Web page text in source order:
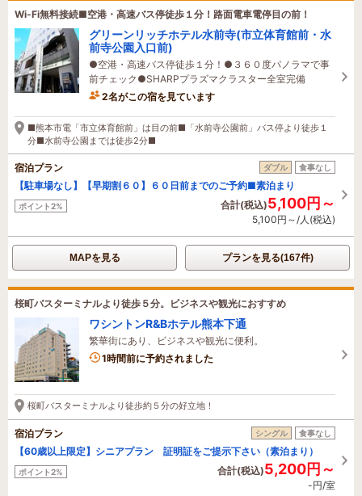
Wi-Fi無料接続■空港・高速バス停徒歩１分！路面電車電停目の前！
グリーンリッチホテル水前寺(市立体育館前・水
前寺公園入口前)
●空港・高速バス停徒歩１分！●３６０度パノラマで事
前チェック●SHARPプラズマクラスター全室完備
2名がこの宿を見ています
6時間前に予約されました
■熊本市電「市立体育館前」は目の前■「水前寺公園前」バス停より徒歩１
分■水前寺公園までは徒歩2分■
宿泊プラン ダブル 食事なし
【駐車場なし】【早期割６０】６０日前までのご予約■素泊まり
ポイント2% 合計(税込)5,100円～
5,100円～/人(税込)
MAPを見る プランを見る(167件)
桜町バスターミナルより徒歩５分。ビジネスや観光におすすめ
ワシントンR&Bホテル熊本下通
繁華街にあり、ビジネスや観光に便利。
1時間前に予約されました
桜町バスターミナルより徒歩約５分の好立地！
宿泊プラン シングル 食事なし
【60歳以上限定】シニアプラン 証明証をご提示下さい（素泊まり）
ポイント2% 合計(税込)5,200円～
-円/室